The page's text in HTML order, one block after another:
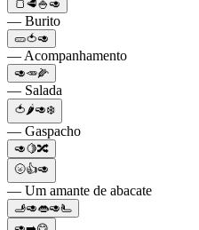
🍞🥩🍚🥑
— Burito
🥒🍅🥑
— Acompanhamento
🥑🥕🌽
— Salada
🍅🌶🥑❄️
— Gaspacho
🥑🍋🔀
🌝👍🥑
— Um amante de abacate
🫸🥑👄🥑🫷